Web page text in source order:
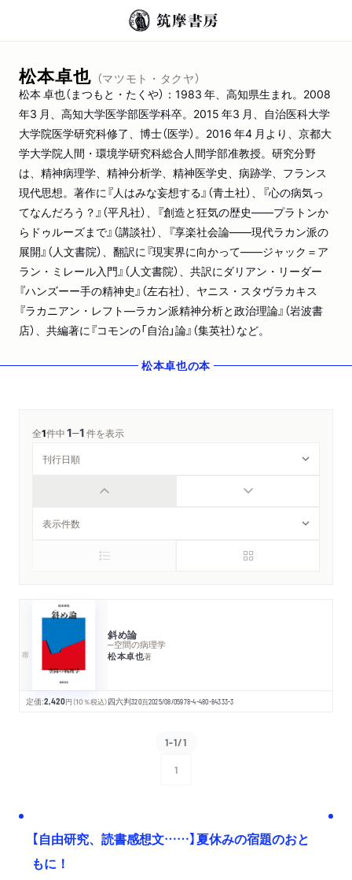
松本卓也 （マツモト・タクヤ）
松本 卓也（まつもと・たくや）：1983 年、高知県生まれ。2008
年3 月、高知大学医学部医学科卒。2015 年3 月、自治医科大学
大学院医学研究科修了、博士（医学）。2016 年4 月より、京都大
学大学院人間・環境学研究科総合人間学部准教授。研究分野
は、精神病理学、精神分析学、精神医学史、病跡学、フランス
現代思想。著作に『人はみな妄想する』（青土社）、『心の病気っ
てなんだろう？』（平凡社）、『創造と狂気の歴史――プラトンか
らドゥルーズまで』（講談社）、『享楽社会論――現代ラカン派の
展開』（人文書院）、翻訳に『現実界に向かって――ジャック＝ア
ラン・ミレール入門』（人文書院）、共訳にダリアン・リーダー
『ハンズーー手の精神史』（左右社）、ヤニス・スタヴラカキス
『ラカニアン・レフト―ラカン派精神分析と政治理論』（岩波書
店）、共編著に『コモンの「自治」論』（集英社）など。
松本卓也の本
全1件中1─1件を表示
斜め論
─空間の病理学
松本卓也著
定価:2,420円 （10％税込）四六判320頁2025/08/05978-4-480-84333-3
1-1/1
1
【自由研究、読書感想文……】夏休みの宿題のおと
もに！